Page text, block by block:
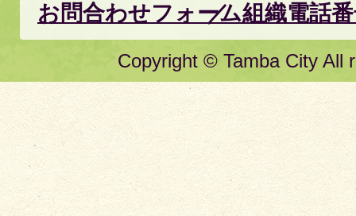
お問合わせフォーム組織電話
Copyright © Tamba City All